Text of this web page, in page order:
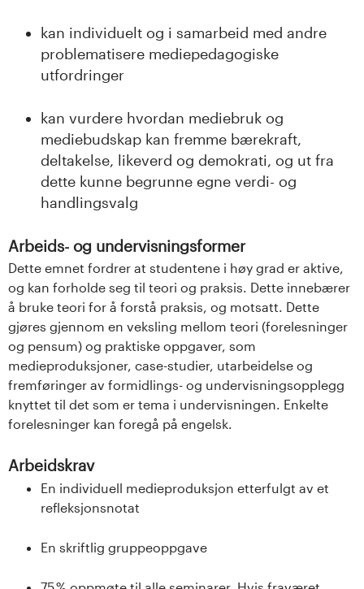
kan individuelt og i samarbeid med andre
problematisere mediepedagogiske
utfordringer
kan vurdere hvordan mediebruk og
mediebudskap kan fremme bærekraft,
deltakelse, likeverd og demokrati, og ut fra
dette kunne begrunne egne verdi- og
handlingsvalg
Arbeids- og undervisningsformer
Dette emnet fordrer at studentene i høy grad er aktive,
og kan forholde seg til teori og praksis. Dette innebærer
å bruke teori for å forstå praksis, og motsatt. Dette
gjøres gjennom en veksling mellom teori (forelesninger
og pensum) og praktiske oppgaver, som
medieproduksjoner, case-studier, utarbeidelse og
fremføringer av formidlings- og undervisningsopplegg
knyttet til det som er tema i undervisningen. Enkelte
forelesninger kan foregå på engelsk.
Arbeidskrav
En individuell medieproduksjon etterfulgt av et
refleksjonsnotat
En skriftlig gruppeoppgave